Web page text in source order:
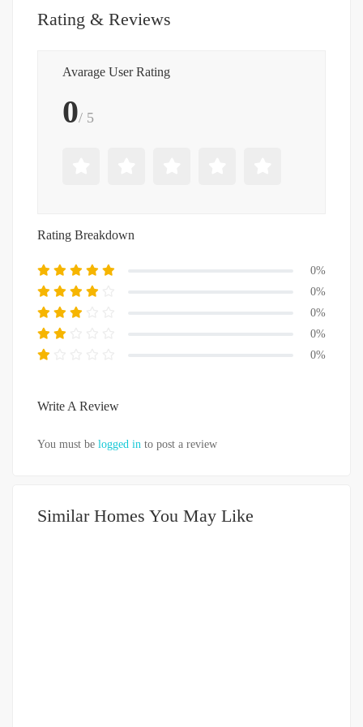
Rating & Reviews
Avarage User Rating
0/ 5
Rating Breakdown
0%
0%
0%
0%
0%
Write A Review
You must be logged in to post a review
Similar Homes You May Like